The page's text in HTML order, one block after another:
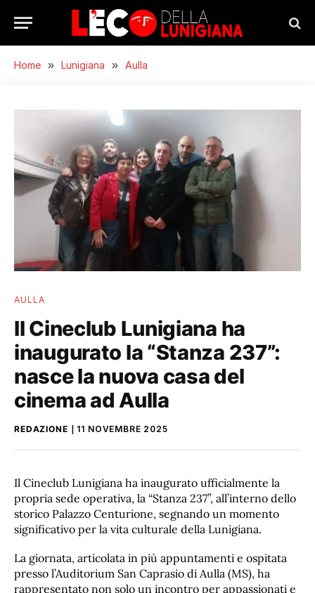
Home » Lunigiana » Aulla
AULLA
Il Cineclub Lunigiana ha
inaugurato la “Stanza 237”:
nasce la nuova casa del
cinema ad Aulla
REDAZIONE 11 NOVEMBRE 2025
Il Cineclub Lunigiana ha inaugurato ufficialmente la
propria sede operativa, la “Stanza 237”, all’interno dello
storico Palazzo Centurione, segnando un momento
significativo per la vita culturale della Lunigiana.
La giornata, articolata in più appuntamenti e ospitata
presso l’Auditorium San Caprasio di Aulla (MS), ha
rappresentato non solo un incontro per appassionati e